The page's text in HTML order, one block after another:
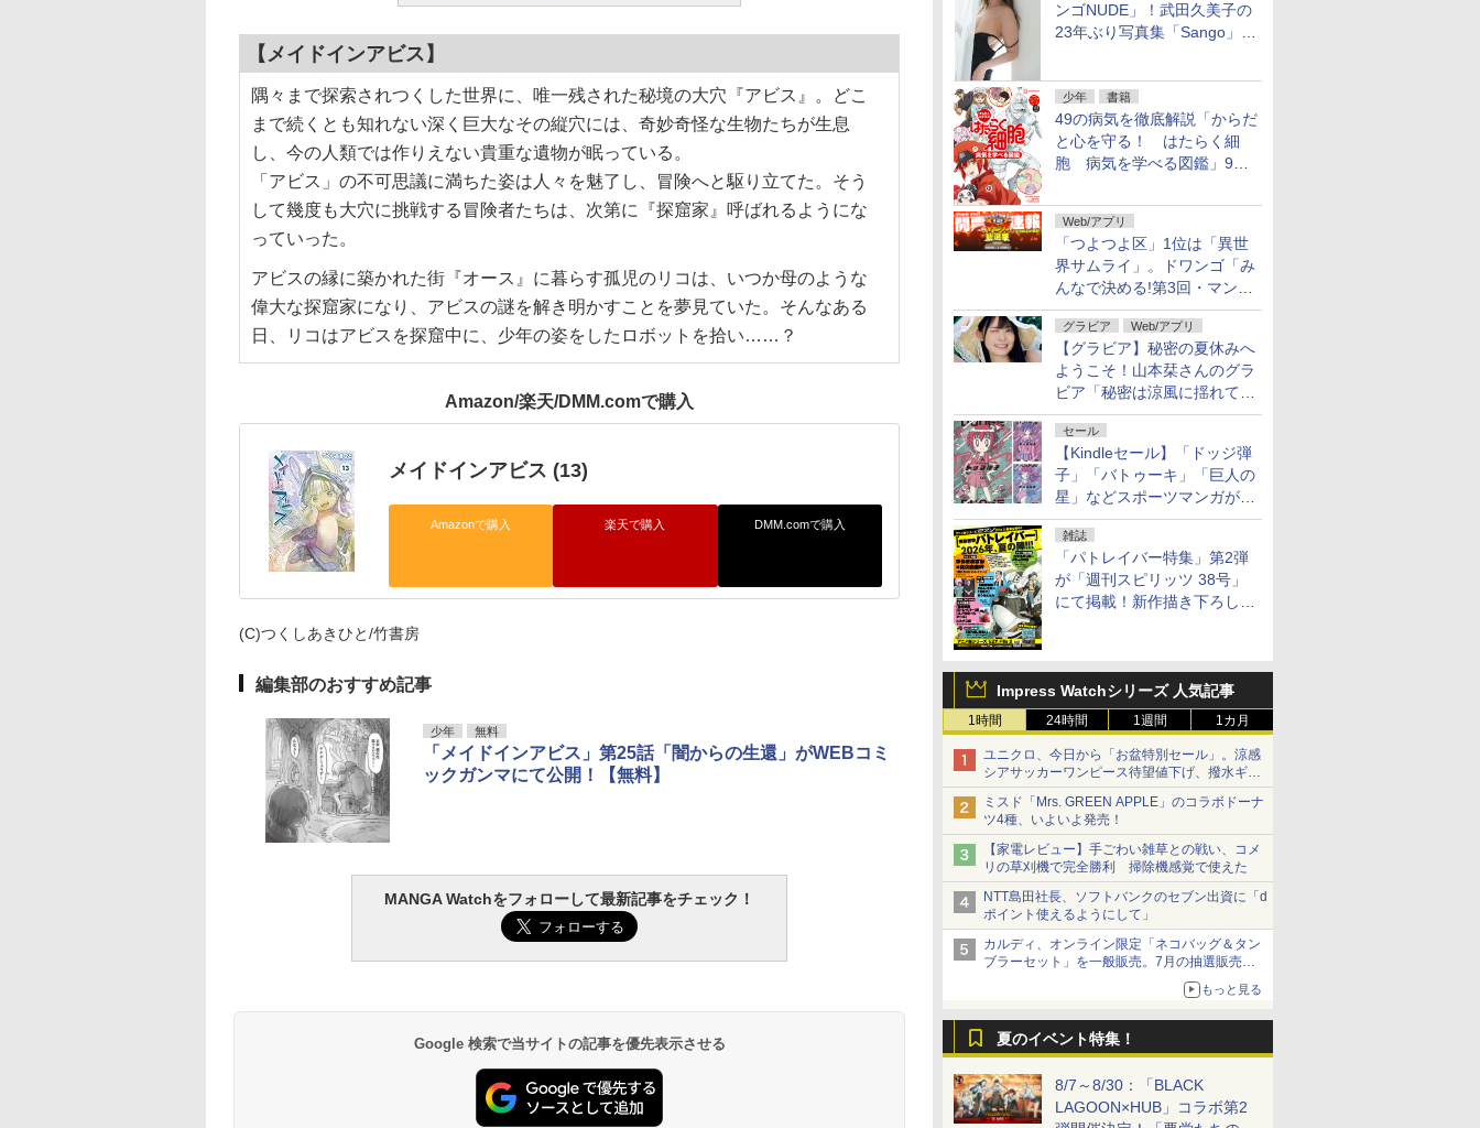
ンゴNUDE」！武田久美子の
23年ぶり写真集「Sango」を
少年 書籍
49の病気を徹底解説「からだ
と心を守る！ はたらく細
胞 病気を学べる図鑑」9月
Web/アプリ
「つよつよ区」1位は「異世
界サムライ」。ドワンゴ「み
んなで決める!第3回・マンガ
総選挙」の一般投票結果を発
表グラビア Web/アプリ
【グラビア】秘密の夏休みへ
ようこそ！山本栞さんのグラ
ビア「秘密は涼風に揺れて」
がヤングアニマルWebで公開
セール
【Kindleセール】「ドッジ弾
子」「バトゥーキ」「巨人の
星」などスポーツマンガが実
質半額！「Amazonマンガ毎
週末セール」で50％ポイント
還元！
雑誌
「パトレイバー特集」第2弾
が「週刊スピリッツ 38号」
にて掲載！新作描き下ろし読
Impress Watchシリーズ 人気記事
1時間 24時間 1週間 1カ月
ユニクロ、今日から「お盆特別セール」。涼感
シアサッカーワンピース待望値下げ、撥水ギア
ショーツは1990円に
ミスド「Mrs. GREEN APPLE」のコラボドーナ
ツ4種、いよいよ発売！
【家電レビュー】手ごわい雑草との戦い、コメ
リの草刈機で完全勝利 掃除機感覚で使えた
NTT島田社長、ソフトバンクのセブン出資に「d
ポイント使えるようにして」
カルディ、オンライン限定「ネコバッグ＆タン
ブラーセット」を一般販売。7月の抽選販売の
もっと見る
夏のイベント特集！
8/7～8/30：「BLACK
LAGOON×HUB」コラボ第2
【メイドインアビス】
隅々まで探索されつくした世界に、唯一残された秘境の大穴『アビス』。どこ
まで続くとも知れない深く巨大なその縦穴には、奇妙奇怪な生物たちが生息
し、今の人類では作りえない貴重な遺物が眠っている。
「アビス」の不可思議に満ちた姿は人々を魅了し、冒険へと駆り立てた。そう
して幾度も大穴に挑戦する冒険者たちは、次第に『探窟家』呼ばれるようにな
っていった。
アビスの縁に築かれた街『オース』に暮らす孤児のリコは、いつか母のような
偉大な探窟家になり、アビスの謎を解き明かすことを夢見ていた。そんなある
日、リコはアビスを探窟中に、少年の姿をしたロボットを拾い……？
Amazon/楽天/DMM.comで購入
メイドインアビス (13)
Amazonで購入 楽天で購入 DMM.comで購入
(C)つくしあきひと/竹書房
編集部のおすすめ記事
少年 無料
「メイドインアビス」第25話「闇からの生還」がWEBコミ
ックガンマにて公開！【無料】
MANGA Watchをフォローして最新記事をチェック！
Google 検索で当サイトの記事を優先表示させる